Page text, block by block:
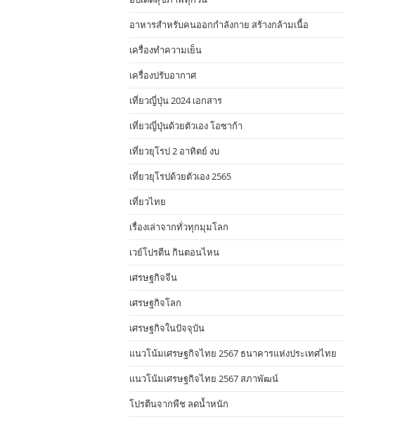
อาหารสําหรับคนออกกําลังกาย สร้างกล้ามเนื้อ
เครื่องทำความเย็น
เครื่องปรับอากาศ
เที่ยวญี่ปุ่น 2024 เอกสาร
เที่ยวญี่ปุ่นด้วยตัวเอง โอซาก้า
เที่ยวยุโรป 2 อาทิตย์ งบ
เที่ยวยุโรปด้วยตัวเอง 2565
เที่ยวไทย
เรื่องเล่าจากทั่วทุกมุมโลก
เวย์โปรตีน กินตอนไหน
เศรษฐกิจจีน
เศรษฐกิจโลก
เศรษฐกิจในปัจจุบัน
แนวโน้มเศรษฐกิจไทย 2567 ธนาคารแห่งประเทศไทย
แนวโน้มเศรษฐกิจไทย 2567 สภาพัฒน์
โปรตีนจากพืช ลดน้ำหนัก